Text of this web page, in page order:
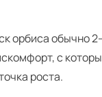
орбиса обычно
с
роста.